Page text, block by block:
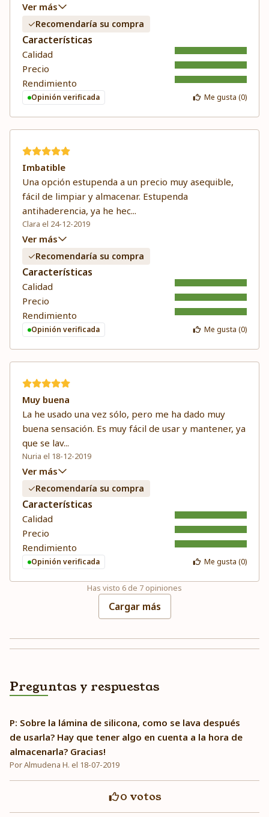
Ver más
Recomendaría su compra
Características
Calidad
Precio
Rendimiento
Opinión verificada Me gusta (0)
Imbatible
Una opción estupenda a un precio muy asequible,
fácil de limpiar y almacenar. Estupenda
antihaderencia, ya he hec...
Clara el 24-12-2019
Ver más
Recomendaría su compra
Características
Calidad
Precio
Rendimiento
Opinión verificada Me gusta (0)
Muy buena
La he usado una vez sólo, pero me ha dado muy
buena sensación. Es muy fácil de usar y mantener, ya
que se lav...
Nuria el 18-12-2019
Ver más
Recomendaría su compra
Características
Calidad
Precio
Rendimiento
Opinión verificada Me gusta (0)
Has visto 6 de 7 opiniones
Cargar más
Preguntas y respuestas
P: Sobre la lámina de silicona, como se lava después
de usarla? Hay que tener algo en cuenta a la hora de
almacenarla? Gracias!
Por Almudena H. el 18-07-2019
0 votos